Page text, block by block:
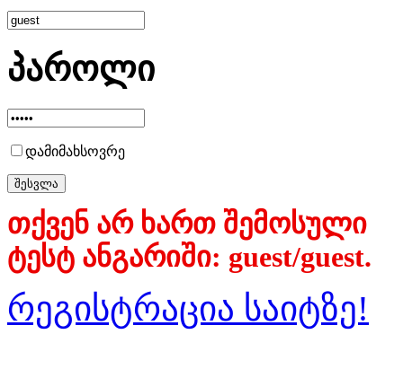
პაროლი
დამიმახსოვრე
თქვენ არ ხართ შემოსული
ტესტ ანგარიში: guest/guest.
რეგისტრაცია საიტზე!